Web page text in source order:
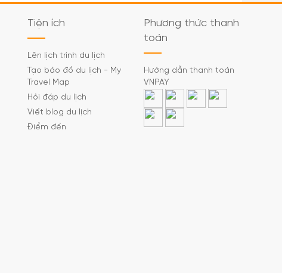
Tiện ích
Lên lịch trình du lịch
Tạo bảo đồ du lịch - My
Travel Map
Hỏi đáp du lịch
Viết blog du lịch
Điểm đến
Phương thức thanh
toán
Hướng dẫn thanh toán
VNPAY